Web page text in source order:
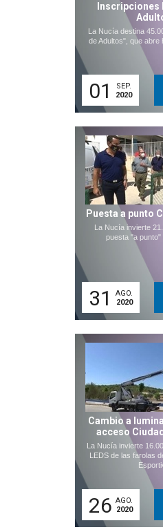
Inscripciones
La Nucía destina
de Adultos", que abre
01
SEP.
2020
Puesta a punto
La Nucía invierte
puesta "a punto"
31
AGO.
2020
Cambio a
acceso
La Nucía invierte
LEDS de las farolas
26 AGO.
2020